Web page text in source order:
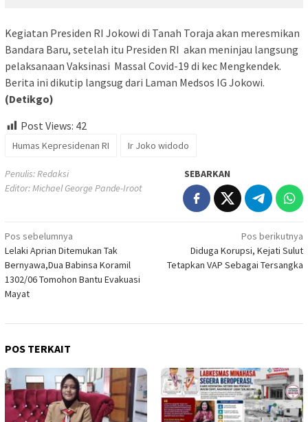
Kegiatan Presiden RI Jokowi di Tanah Toraja akan meresmikan
Bandara Baru, setelah itu Presiden RI akan meninjau langsung
pelaksanaan Vaksinasi Massal Covid-19 di kec Mengkendek.
Berita ini dikutip langsug dari Laman Medsos IG Jokowi.
(Detikgo)
Post Views: 42
Humas Kepresidenan RI Ir Joko widodo
Penulis: Redaksi
Editor: Michael George Pande-Iroot
SEBARKAN
Navigasi
pos
Pos sebelumnya
Lelaki Aprian Ditemukan Tak
Bernyawa,Dua Babinsa Koramil
1302/06 Tomohon Bantu Evakuasi
Mayat
Pos berikutnya
Diduga Korupsi, Kejati Sulut
Tetapkan VAP Sebagai Tersangka
POS TERKAIT